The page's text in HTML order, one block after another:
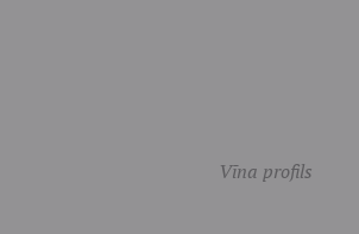
Vīna profils